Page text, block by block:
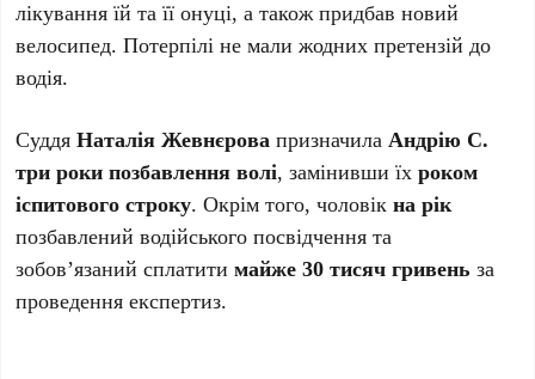
лікування їй та її онуці, а також придбав новий
велосипед. Потерпілі не мали жодних претензій до
водія.
СуддяНаталія Жевнєрова призначилаАндрію С.
три роки позбавлення волі, замінивши їхроком
іспитового строку. Окрім того, чоловікна рік
позбавлений водійського посвідчення та
зобов’язаний сплатитимайже 30 тисяч гривень за
проведення експертиз.